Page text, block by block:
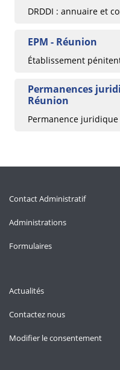
DRDDI : annuaire et
EPM - Réunion
Établissement
Permanences
Réunion
Permanence juridique
Contact Administratif
Administrations
Formulaires
Actualités
Contactez nous
Modifier le consentement